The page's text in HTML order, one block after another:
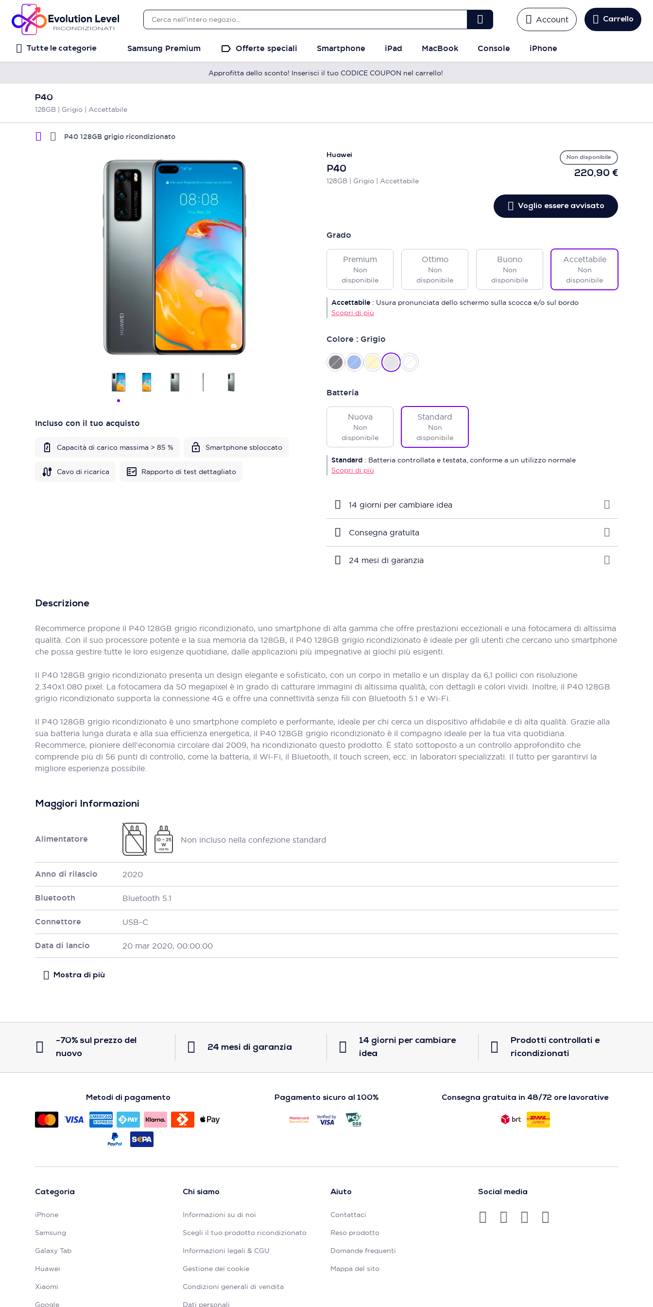
Account Carrello
Tutte le categorie Samsung Premium Offerte speciali Smartphone iPad MacBook Console iPhone
Approfitta dello sconto! Inserisci il tuo CODICE COUPON nel carrello!
P40
128GB | Grigio | Accettabile
P40 128GB grigio ricondizionato
Huawei
P40
128GB | Grigio | Accettabile
Non disponibile
Incluso con il tuo acquisto
Capacità di carico massima > 85 % Smartphone sbloccato
Cavo di ricarica Rapporto di test dettagliato
220,90 €
Voglio essere avvisato
Grado
Premium
Non
disponibile
Ottimo
Non
disponibile
Buono
Non
disponibile
Accettabile
Non
disponibile
Accettabile : Usura pronunciata dello schermo sulla scocca e/o sul bordo
Scopri di più
Colore : Grigio
Batteria
Nuova
Non
disponibile
Standard
Non
disponibile
Standard : Batteria controllata e testata, conforme a un utilizzo normale
Scopri di più
14 giorni per cambiare idea
Consegna gratuita
24 mesi di garanzia
Descrizione
Recommerce propone il P40 128GB grigio ricondizionato, uno smartphone di alta gamma che offre prestazioni eccezionali e una fotocamera di altissima
qualità. Con il suo processore potente e la sua memoria da 128GB, il P40 128GB grigio ricondizionato è ideale per gli utenti che cercano uno smartphone
che possa gestire tutte le loro esigenze quotidiane, dalle applicazioni più impegnative ai giochi più esigenti.
Il P40 128GB grigio ricondizionato presenta un design elegante e sofisticato, con un corpo in metallo e un display da 6,1 pollici con risoluzione
2.340x1.080 pixel. La fotocamera da 50 megapixel è in grado di catturare immagini di altissima qualità, con dettagli e colori vividi. Inoltre, il P40 128GB
grigio ricondizionato supporta la connessione 4G e offre una connettività senza fili con Bluetooth 5.1 e Wi-Fi.
Il P40 128GB grigio ricondizionato è uno smartphone completo e performante, ideale per chi cerca un dispositivo affidabile e di alta qualità. Grazie alla
sua batteria lunga durata e alla sua efficienza energetica, il P40 128GB grigio ricondizionato è il compagno ideale per la tua vita quotidiana.
Recommerce, pioniere dell'economia circolare dal 2009, ha ricondizionato questo prodotto. È stato sottoposto a un controllo approfondito che
comprende più di 56 punti di controllo, come la batteria, il Wi-Fi, il Bluetooth, il touch screen, ecc. in laboratori specializzati. Il tutto per garantirvi la
migliore esperienza possibile.
Maggiori Informazioni
Alimentatore Non incluso nella confezione standard
Anno di rilascio 2020
Bluetooth Bluetooth 5.1
Connettore USB-C
Data di lancio 20 mar 2020, 00:00:00
-70% sul prezzo del
nuovo
24 mesi di garanzia
14 giorni per cambiare
idea
Prodotti controllati e
ricondizionati
Metodi di pagamento Pagamento sicuro al 100% Consegna gratuita in 48/72 ore lavorative
Categoria
iPhone
Samsung
Galaxy Tab
Huawei
Xiaomi
Google
Chi siamo
Informazioni su di noi
Scegli il tuo prodotto ricondizionato
Informazioni legali & CGU
Gestione dei cookie
Condizioni generali di vendita
Dati personali
Aiuto
Contattaci
Reso prodotto
Domande frequenti
Mappa del sito
Social media